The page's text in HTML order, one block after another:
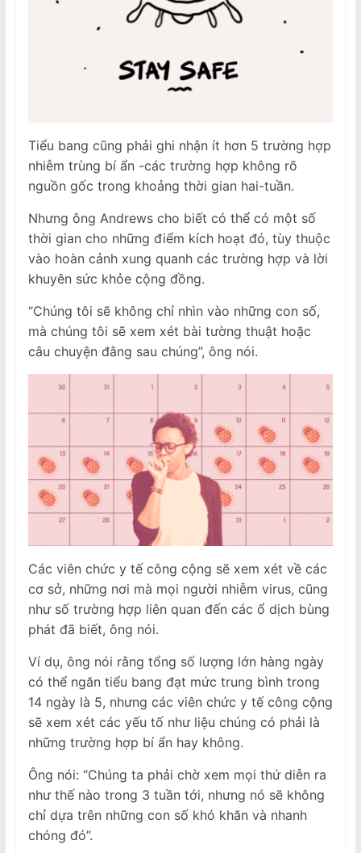
Tiểu bang cũng phải ghi nhận ít hơn 5 trường hợp
nhiễm trùng bí ẩn -các trường hợp không rõ
nguồn gốc trong khoảng thời gian hai-tuần.
Nhưng ông Andrews cho biết có thể có một số
thời gian cho những điểm kích hoạt đó, tùy thuộc
vào hoàn cảnh xung quanh các trường hợp và lời
khuyên sức khỏe cộng đồng.
“Chúng tôi sẽ không chỉ nhìn vào những con số,
mà chúng tôi sẽ xem xét bài tường thuật hoặc
câu chuyện đằng sau chúng”, ông nói.
Các viên chức y tế công cộng sẽ xem xét về các
cơ sở, những nơi mà mọi người nhiễm virus, cũng
như số trường hợp liên quan đến các ổ dịch bùng
phát đã biết, ông nói.
Ví dụ, ông nói rằng tổng số lượng lớn hàng ngày
có thể ngăn tiểu bang đạt mức trung bình trong
14 ngày là 5, nhưng các viên chức y tế công cộng
sẽ xem xét các yếu tố như liệu chúng có phải là
những trường hợp bí ẩn hay không.
Ông nói: “Chúng ta phải chờ xem mọi thứ diễn ra
như thế nào trong 3 tuần tới, nhưng nó sẽ không
chỉ dựa trên những con số khó khăn và nhanh
chóng đó”.